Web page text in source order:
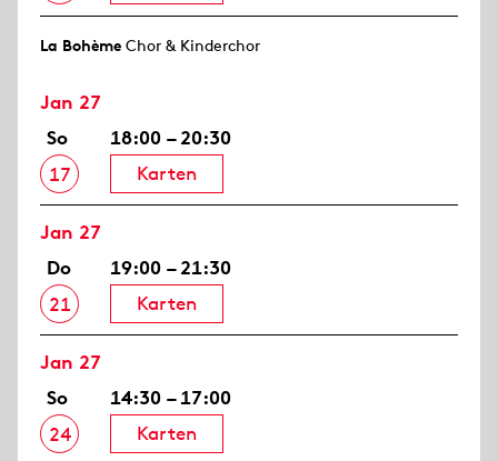
La Bohème Chor & Kinderchor
Jan 27
So
17
18:00 – 20:30
Karten
Jan 27
Do
21
19:00 – 21:30
Karten
Jan 27
So
24
14:30 – 17:00
Karten